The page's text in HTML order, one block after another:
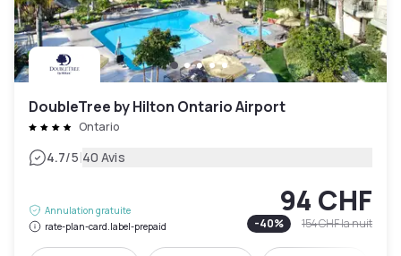
DoubleTree by Hilton Ontario Airport
Ontario
4.7/5|40 Avis
Annulation gratuite
rate-plan-card.label-prepaid
94 CHF
-40% 154 CHFla nuit